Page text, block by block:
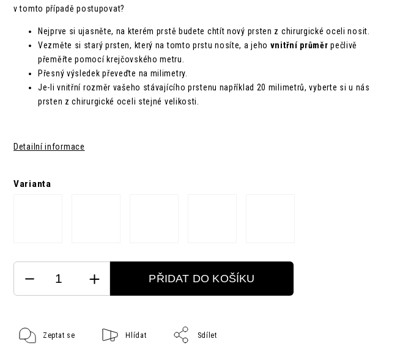
v tomto případě postupovat?
Nejprve si ujasněte, na kterém prstě budete chtít nový prsten z chirurgické oceli nosit.
Vezměte si starý prsten, který na tomto prstu nosíte, a jeho vnitřní průměr pečlivě
přeměřte pomocí krejčovského metru.
Přesný výsledek převeďte na milimetry.
Je-li vnitřní rozměr vašeho stávajícího prstenu například 20 milimetrů, vyberte si u nás
prsten z chirurgické oceli stejné velikosti.
Detailní informace
Varianta
PŘIDAT DO KOŠÍKU
Zeptat se Hlídat Sdílet